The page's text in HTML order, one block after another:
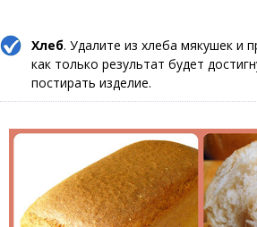
Хлеб. Удалите из хлеба мякушек и
как только результат будет
постирать изделие.